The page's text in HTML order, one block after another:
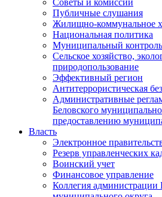
Советы и комиссии
Публичные слушания
Жилищно-коммунальное
Национальная политика
Муниципальный контроль
Сельское хозяйство,
природопользование
Эффективный регион
Антитеррористическая
Административные
Беловского
предоставлению
Власть
Электронное
Резерв управленческих
Воинский учет
Финансовое управление
Коллегия администрации